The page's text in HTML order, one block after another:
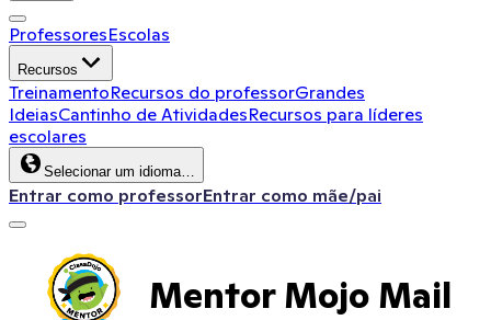
ProfessoresEscolas
Recursos
TreinamentoRecursos do professorGrandes
IdeiasCantinho de AtividadesRecursos para líderes
escolares
Selecionar um idioma…
Entrar como professorEntrar como mãe/pai
Mentor Mojo Mail